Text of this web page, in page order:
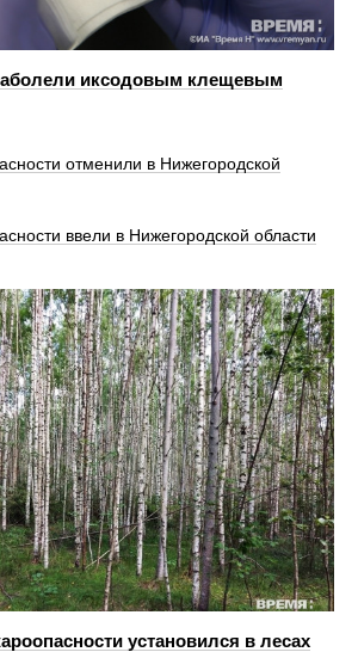
иксодовым клещевым
отменили в Нижегородской
ввели в Нижегородской области
установился в лесах